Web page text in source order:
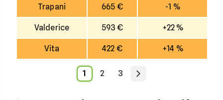
Trapani 665 € -1 %
Valderice 593 € +22 %
Vita 422 € +14 %
1 2 3